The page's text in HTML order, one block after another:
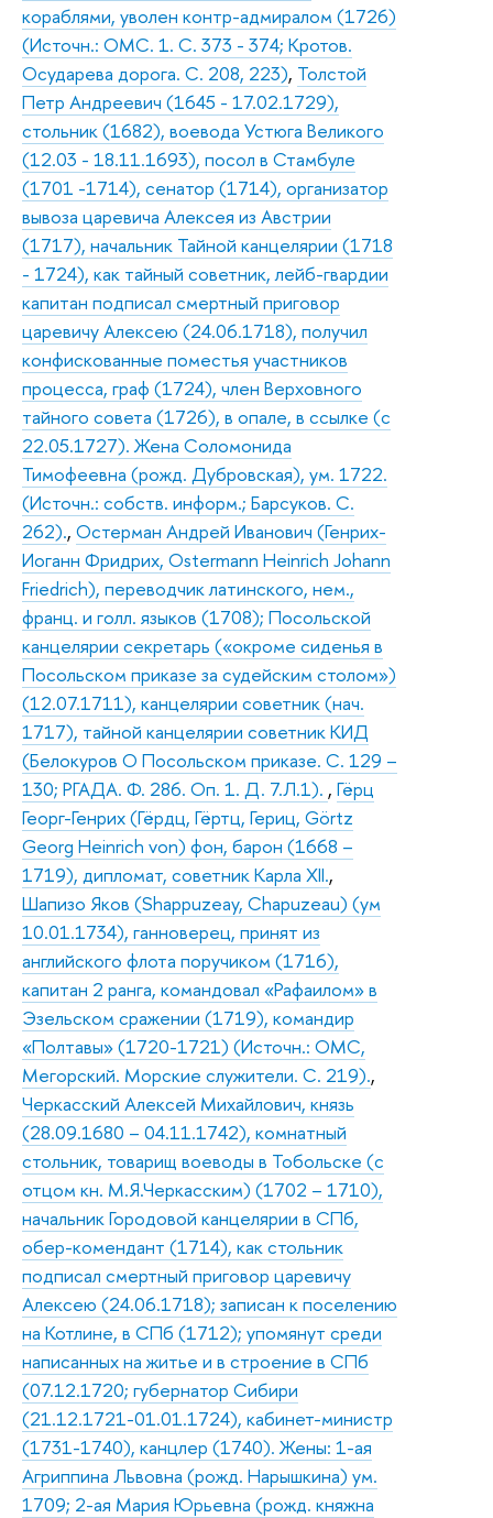
кораблями, уволен контр-адмиралом (1726)
(Источн.: ОМС. 1. С. 373 - 374; Кротов.
Осударева дорога. С. 208, 223), Толстой
Петр Андреевич (1645 - 17.02.1729),
стольник (1682), воевода Устюга Великого
(12.03 - 18.11.1693), посол в Стамбуле
(1701 -1714), сенатор (1714), организатор
вывоза царевича Алексея из Австрии
(1717), начальник Тайной канцелярии (1718
- 1724), как тайный советник, лейб-гвардии
капитан подписал смертный приговор
царевичу Алексею (24.06.1718), получил
конфискованные поместья участников
процесса, граф (1724), член Верховного
тайного совета (1726), в опале, в ссылке (с
22.05.1727). Жена Соломонида
Тимофеевна (рожд. Дубровская), ум. 1722.
(Источн.: собств. информ.; Барсуков. С.
262)., Остерман Андрей Иванович (Генрих-
Иоганн Фридрих, Ostermann Heinrich Johann
Friedrich), переводчик латинского, нем.,
франц. и голл. языков (1708); Посольской
канцелярии секретарь («окроме сиденья в
Посольском приказе за судейским столом»)
(12.07.1711), канцелярии советник (нач.
1717), тайной канцелярии советник КИД
(Белокуров О Посольском приказе. С. 129 –
130; РГАДА. Ф. 286. Оп. 1. Д. 7.Л.1). , Гёрц
Георг-Генрих (Гёрдц, Гёртц, Гериц, Görtz
Georg Heinrich von) фон, барон (1668 –
1719), дипломат, советник Карла XII.,
Шапизо Яков (Shappuzeay, Chapuzeau) (ум
10.01.1734), ганноверец, принят из
английского флота поручиком (1716),
капитан 2 ранга, командовал «Рафаилом» в
Эзельском сражении (1719), командир
«Полтавы» (1720-1721) (Источн.: ОМС,
Мегорский. Морские служители. С. 219).,
Черкасский Алексей Михайлович, князь
(28.09.1680 – 04.11.1742), комнатный
стольник, товарищ воеводы в Тобольске (с
отцом кн. М.Я.Черкасским) (1702 – 1710),
начальник Городовой канцелярии в СПб,
обер-комендант (1714), как стольник
подписал смертный приговор царевичу
Алексею (24.06.1718); записан к поселению
на Котлине, в СПб (1712); упомянут среди
написанных на житье и в строение в СПб
(07.12.1720; губернатор Сибири
(21.12.1721-01.01.1724), кабинет-министр
(1731-1740), канцлер (1740). Жены: 1-ая
Агриппина Львовна (рожд. Нарышкина) ум.
1709; 2-ая Мария Юрьевна (рожд. княжна